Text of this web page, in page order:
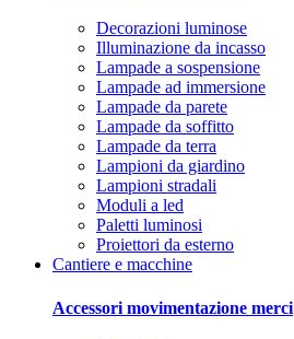
Decorazioni luminose
Illuminazione da incasso
Lampade a sospensione
Lampade ad immersione
Lampade da parete
Lampade da soffitto
Lampade da terra
Lampioni da giardino
Lampioni stradali
Moduli a led
Paletti luminosi
Proiettori da esterno
Cantiere e macchine
Accessori movimentazione merci